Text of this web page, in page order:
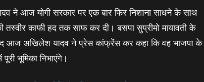
ने आज योगी सरकार पर एक बार फिर निशाना साधने के साथ
काफी हद तक साफ कर दी। बसपा सुप्रीमो मायावती के
आज अखिलेश यादव ने प्रेस कांफ्रेंस कर कहा कि वह भाजपा के
भूमिका निभाएंगे।